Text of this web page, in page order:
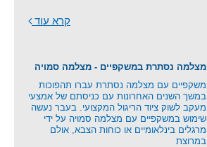
קרא עוד
מצלמה נסתרת במשקפיים - מצלמה סמויה
משקפיים עם מצלמה נסתרת עברו תהפוכות
במשך השנים האחרונות עם כניסתם של אמצעי
מעקב לשוק ציוד הריגול המקצועי. בעבר נעשה
שימוש במשקפיים עם מצלמה סמויה על ידי
מרגלים בינלאומיים או כוחות הצבא, אולם
במרוצת